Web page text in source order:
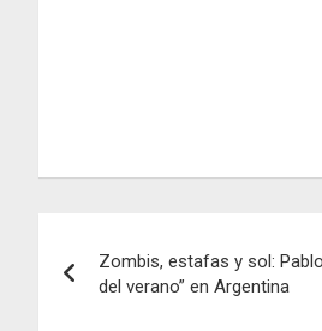
de
Zombis, estafas y sol:
del verano” en Argentina